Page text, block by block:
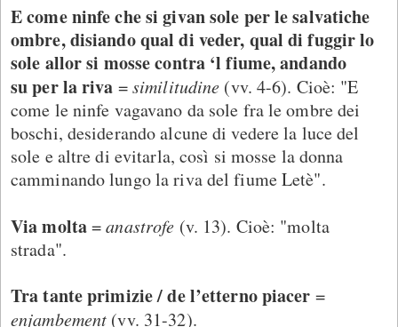
E come ninfe che si givan sole per le salvatiche
ombre, disiando qual di veder, qual di fuggir lo
sole allor si mosse contra ‘l fiume, andando
su per la riva =similitudine (vv. 4-6). Cioè: "E
come le ninfe vagavano da sole fra le ombre dei
boschi, desiderando alcune di vedere la luce del
sole e altre di evitarla, così si mosse la donna
camminando lungo la riva del fiume Letè".
Via molta=anastrofe (v. 13). Cioè: "molta
strada".
Tra tante primizie / de l’etterno piacer =
enjambement (vv. 31-32).